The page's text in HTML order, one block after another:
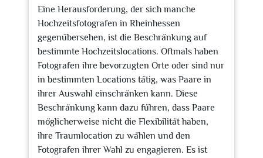
Eine Herausforderung, der sich manche
Hochzeitsfotografen in Rheinhessen
gegenübersehen, ist die Beschränkung auf
bestimmte Hochzeitslocations. Oftmals haben
Fotografen ihre bevorzugten Orte oder sind nur
in bestimmten Locations tätig, was Paare in
ihrer Auswahl einschränken kann. Diese
Beschränkung kann dazu führen, dass Paare
möglicherweise nicht die Flexibilität haben,
ihre Traumlocation zu wählen und den
Fotografen ihrer Wahl zu engagieren. Es ist